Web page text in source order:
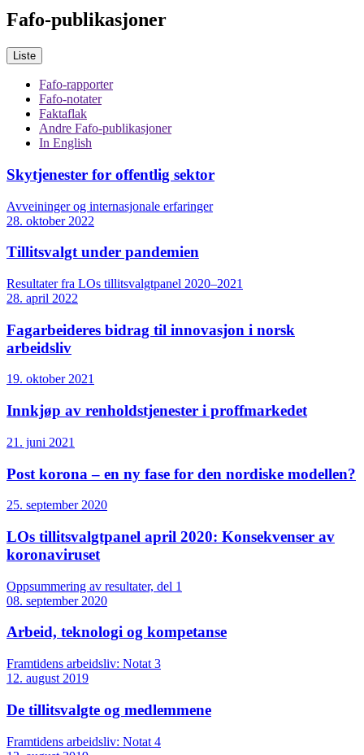
Fafo-publikasjoner
Liste
Fafo-rapporter
Fafo-notater
Faktaflak
Andre Fafo-publikasjoner
In English
Skytjenester for offentlig sektor
Avveininger og internasjonale erfaringer
28. oktober 2022
Tillitsvalgt under pandemien
Resultater fra LOs tillitsvalgtpanel 2020–2021
28. april 2022
Fagarbeideres bidrag til innovasjon i norsk
arbeidsliv
19. oktober 2021
Innkjøp av renholdstjenester i proffmarkedet
21. juni 2021
Post korona – en ny fase for den nordiske modellen?
25. september 2020
LOs tillitsvalgtpanel april 2020: Konsekvenser av
koronaviruset
Oppsummering av resultater, del 1
08. september 2020
Arbeid, teknologi og kompetanse
Framtidens arbeidsliv: Notat 3
12. august 2019
De tillitsvalgte og medlemmene
Framtidens arbeidsliv: Notat 4